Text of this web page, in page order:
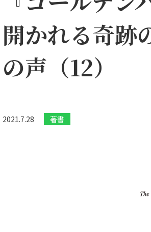
開かれる奇跡
の声（12）
2021.7.28 著書